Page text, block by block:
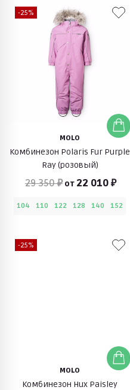
-25%
MOLO
Комбинезон Polaris Fur Purple
Ray (розовый)
29 350 ₽ от 22 010 ₽
104 110 122 128 140 152
-25%
MOLO
Комбинезон Hux Paisley